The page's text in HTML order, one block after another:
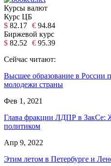
Курсы валют
Курс ЦБ
$ 82.17 € 94.84
Биржевой курс
$ 82.52 € 95.39
Сейчас читают:
Высшее образование в России
молодежи страны
Фев 1, 2021
Глава фракции ЛДПР в ЗакСе:
политиком
Апр 9, 2022
Этим летом в Петербурге и